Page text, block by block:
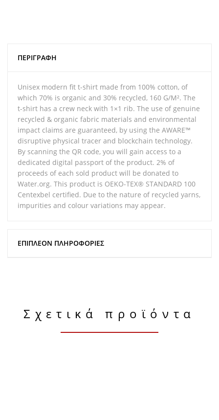
ΠΕΡΙΓΡΑΦΉ
Unisex modern fit t-shirt made from 100% cotton, of
which 70% is organic and 30% recycled, 160 G/M². The
t-shirt has a crew neck with 1×1 rib. The use of genuine
recycled & organic fabric materials and environmental
impact claims are guaranteed, by using the AWARE™
disruptive physical tracer and blockchain technology.
By scanning the QR code, you will gain access to a
dedicated digital passport of the product. 2% of
proceeds of each sold product will be donated to
Water.org. This product is OEKO-TEX® STANDARD 100
Centexbel certified. Due to the nature of recycled yarns,
impurities and colour variations may appear.
ΕΠΙΠΛΈΟΝ ΠΛΗΡΟΦΟΡΊΕΣ
Σχετικά προϊόντα